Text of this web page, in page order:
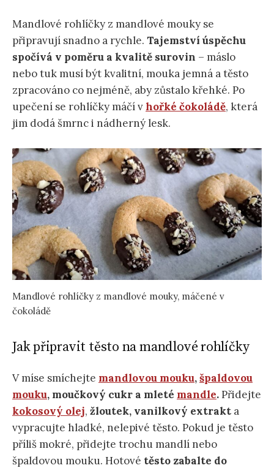
Mandlové rohlíčky z mandlové mouky se
připravují snadno a rychle. Tajemství úspěchu
spočívá v poměru a kvalitě surovin – máslo
nebo tuk musí být kvalitní, mouka jemná a těsto
zpracováno co nejméně, aby zůstalo křehké. Po
upečení se rohlíčky máčí vhořké čokoládě, která
jim dodá šmrnc i nádherný lesk.
Mandlové rohlíčky z mandlové mouky, máčené v
čokoládě
Jak připravit těsto na mandlové rohlíčky
V míse smíchejte mandlovou mouku,špaldovou
mouku, moučkový cukr a mleté mandle.Přidejte
kokosový olej, žloutek, vanilkový extrakt a
vypracujte hladké, nelepivé těsto. Pokud je těsto
příliš mokré, přidejte trochu mandlí nebo
špaldovou mouku. Hotové těsto zabalte do